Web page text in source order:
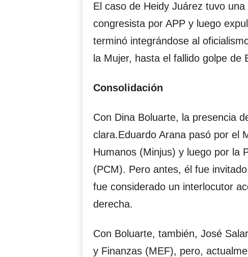
El caso de Heidy Juárez tuvo
congresista por APP y luego
terminó integrándose al
la Mujer, hasta el fallido golpe de
Consolidación
Con Dina Boluarte, la presencia
clara.Eduardo Arana pasó por el
Humanos (Minjus) y luego por la
(PCM). Pero antes, él fue
fue considerado un interlocutor
derecha.
Con Boluarte, también, José
y Finanzas (MEF), pero,